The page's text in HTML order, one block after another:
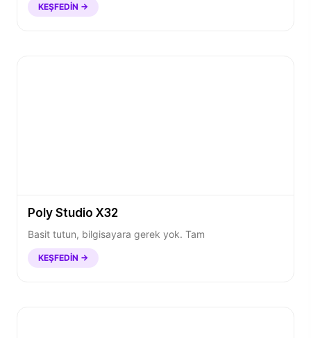
KEŞFEDIN →
Poly Studio X32
Basit tutun, bilgisayara gerek yok. Tam
KEŞFEDIN →